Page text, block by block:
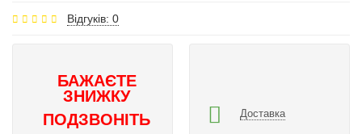
Відгуків: 0
БАЖАЄТЕ
ЗНИЖКУ
ПОДЗВОНІТЬ
Доставка